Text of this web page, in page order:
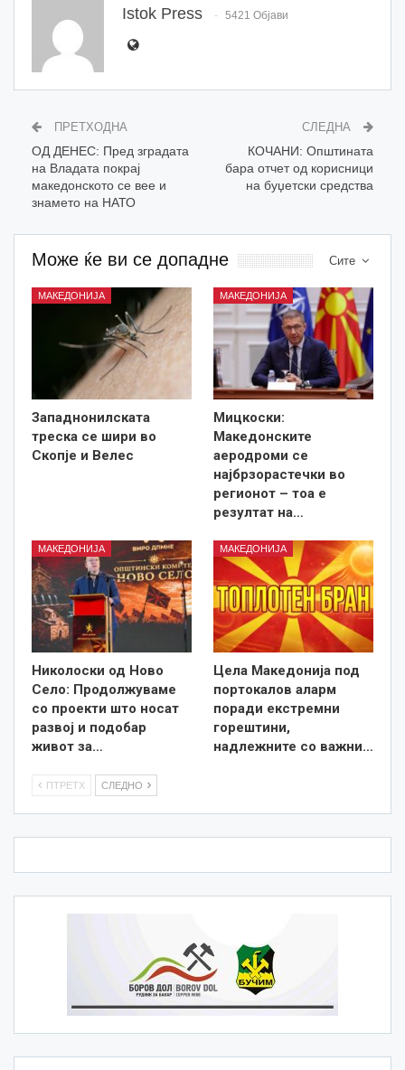
Istok Press 5421 Објави
ПРЕТХОДНА
ОД ДЕНЕС: Пред зградата
на Владата покрај
македонското се вее и
знамето на НАТО
СЛЕДНА
КОЧАНИ: Општината
бара отчет од корисници
на буџетски средства
Сите
Може ќе ви се допадне
МАКЕДОНИЈА
Западнонилската
треска се шири во
Скопје и Велес
МАКЕДОНИЈА
Мицкоски:
Македонските
аеродроми се
најбрзорастечки во
регионот – тоа е
резултат на…
МАКЕДОНИЈА
Николоски од Ново
Село: Продолжуваме
со проекти што носат
развој и подобар
живот за…
МАКЕДОНИЈА
Цела Македонија под
портокалов аларм
поради екстремни
горештини,
надлежните со важни…
ПТРЕТХ СЛЕДНО